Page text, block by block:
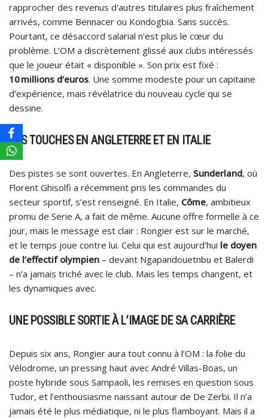
rapprocher des revenus d'autres titulaires plus fraîchement
arrivés, comme Bennacer ou Kondogbia. Sans succès.
Pourtant, ce désaccord salarial n’est plus le cœur du
problème. L’OM a discrètement glissé aux clubs intéressés
que le joueur était « disponible ». Son prix est fixé :
10 millions d’euros. Une somme modeste pour un capitaine
d’expérience, mais révélatrice du nouveau cycle qui se
dessine.
DES TOUCHES EN ANGLETERRE ET EN ITALIE
Des pistes se sont ouvertes. En Angleterre, Sunderland, où
Florent Ghisolfi a récemment pris les commandes du
secteur sportif, s’est renseigné. En Italie, Côme, ambitieux
promu de Serie A, a fait de même. Aucune offre formelle à ce
jour, mais le message est clair : Rongier est sur le marché,
et le temps joue contre lui. Celui qui est aujourd’hui le doyen
de l’effectif olympien – devant Ngapandouetnbu et Balerdi
– n’a jamais triché avec le club. Mais les temps changent, et
les dynamiques avec.
UNE POSSIBLE SORTIE À L’IMAGE DE SA CARRIÈRE
Depuis six ans, Rongier aura tout connu à l’OM : la folie du
Vélodrome, un pressing haut avec André Villas-Boas, un
poste hybride sous Sampaoli, les remises en question sous
Tudor, et l’enthousiasme naissant autour de De Zerbi. Il n’a
jamais été le plus médiatique, ni le plus flamboyant. Mais il a